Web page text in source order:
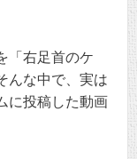
「右足首のケ
んな中で、実は
に投稿した動画